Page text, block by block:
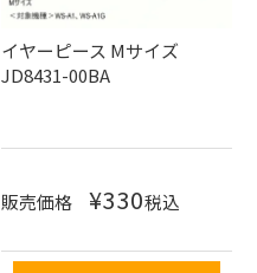
イヤーピース Mサイズ
JD8431-00BA
販売価格 ¥330税込